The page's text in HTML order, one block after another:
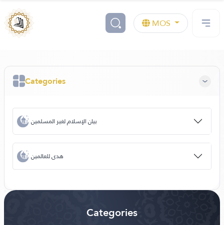
MOS
Categories
بيان الإسلام لغير المسلمين
هدى للعالمين
Categories